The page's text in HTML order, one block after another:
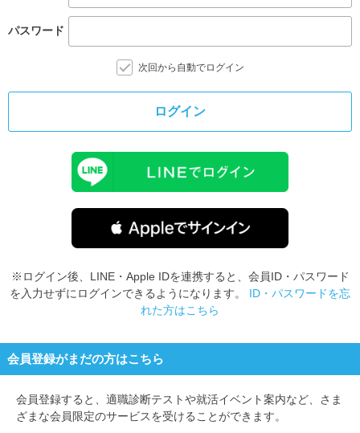
パスワード
次回から自動でログイン
ログイン
※ログイン後、LINE・Apple IDを連携すると、会員ID・パスワード
を入力せずにログインできるようになります。 ID・パスワードを忘
れた方はこちら
会員登録がまだの方はこちら
会員登録すると、 適職診断テストや就活イベント案内など、さま
ざまな会員限定のサービスを受けることができます。